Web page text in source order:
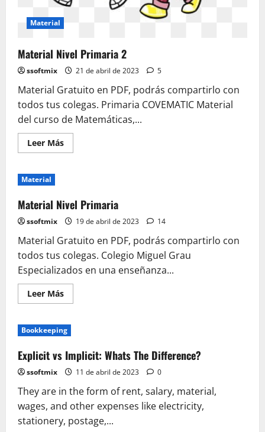
Material
Material Nivel Primaria 2
ssoftmix 21 de abril de 2023 5
Material Gratuito en PDF, podrás compartirlo con
todos tus colegas. Primaria COVEMATIC Material
del curso de Matemáticas,...
Leer MásLeer
más
2
Material
Material Nivel Primaria
ssoftmix 19 de abril de 2023 14
Material Gratuito en PDF, podrás compartirlo con
todos tus colegas. Colegio Miguel Grau
Especializados en una enseñanza...
Leer MásLeer
más
Material
Nivel
Bookkeeping
Explicit vs Implicit: Whats The Difference?
ssoftmix 11 de abril de 2023 0
They are in the form of rent, salary, material,
wages, and other expenses like electricity,
stationery, postage,...